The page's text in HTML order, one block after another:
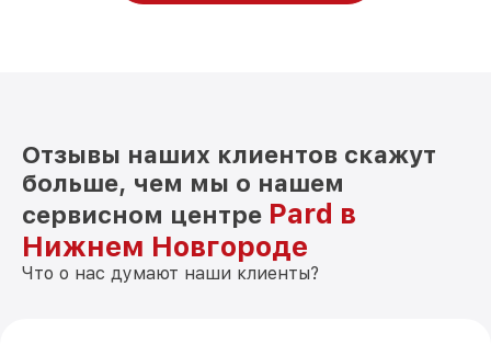
Отзывы наших клиентов скажут
больше, чем мы о нашем
сервисном центре Pard в
Нижнем Новгороде
Что о нас думают наши клиенты?